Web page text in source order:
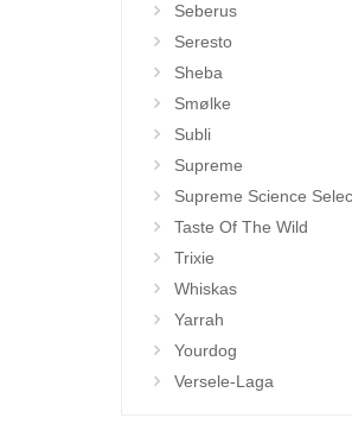
Seberus
Seresto
Sheba
Smølke
Subli
Supreme
Supreme Science
Taste Of The Wild
Trixie
Whiskas
Yarrah
Yourdog
Versele-Laga